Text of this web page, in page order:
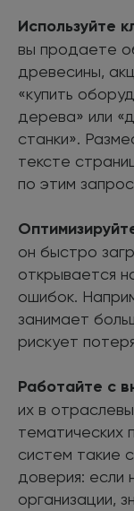
Используйте
вы продаете
древесины,
«купить
дерева» или
станки».
тексте
по этим
он быстро
открывается
ошибок.
занимает
рискует
Работайте с
их в
тематических
систем такие
доверия: если
организации,